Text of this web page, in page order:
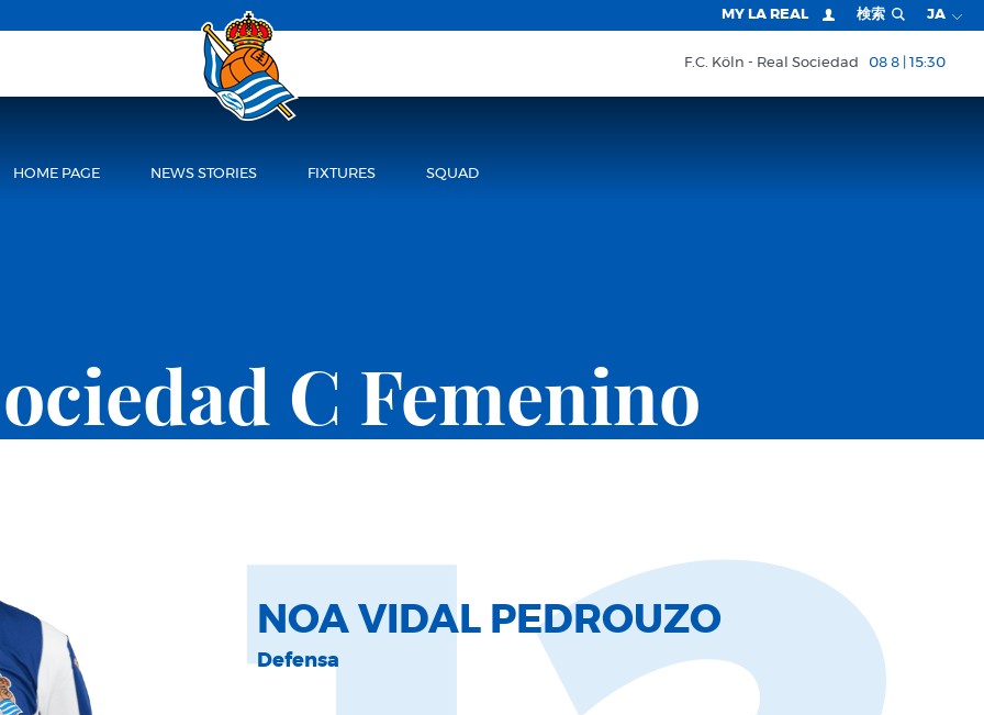
MY LA REAL 検索 JA
F.C. Köln Real Sociedad 08 8 | 15:30
HOME PAGE NEWS STORIES FIXTURES SQUAD
C Femenino
NOA VIDAL PEDROUZO
Defensa